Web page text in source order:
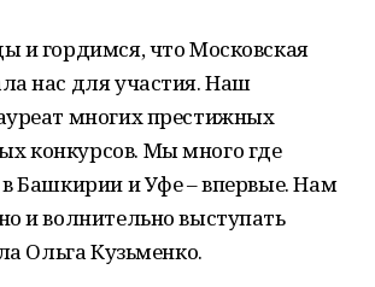
и гордимся, что Московская
нас для участия. Наш
многих престижных
конкурсов. Мы много где
Башкирии и Уфе – впервые. Нам
и волнительно выступать
Ольга Кузьменко.